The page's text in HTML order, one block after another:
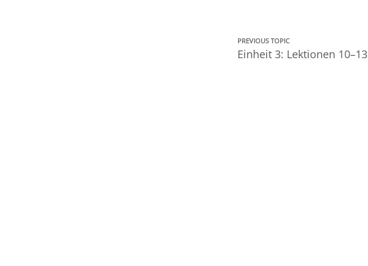
PREVIOUS TOPIC
Einheit 3: Lektionen 10–13